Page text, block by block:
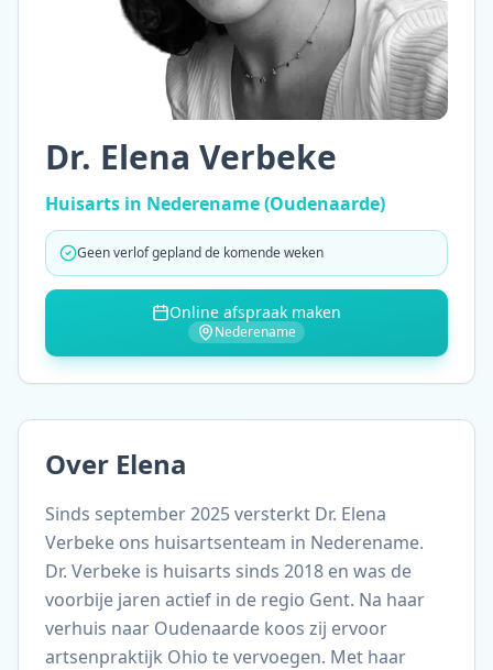
Dr. Elena Verbeke
Huisarts in Nederename(Oudenaarde)
Geen verlof gepland de komende weken
Online afspraak maken
Nederename
Over Elena
Sinds september 2025 versterkt Dr. Elena
Verbeke ons huisartsenteam in Nederename.
Dr. Verbeke is huisarts sinds 2018 en was de
voorbije jaren actief in de regio Gent. Na haar
verhuis naar Oudenaarde koos zij ervoor
artsenpraktijk Ohio te vervoegen. Met haar